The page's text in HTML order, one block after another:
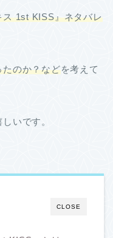
ス 1st KISS』ネタバレ
たのか？などを考えて
いです。
CLOSE